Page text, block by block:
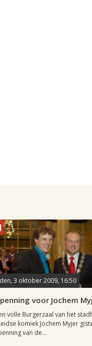
3 oktober 2009, 16:50
voor Jochem
volle Burgerzaal van het
komiek Jochem Myjer
van de...